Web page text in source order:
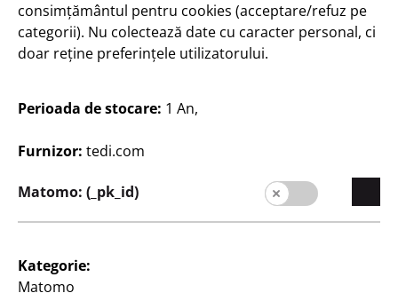
Vizualizați orele de
magazinului
consimțământul pentru cookies (acceptare/refuz pe
categorii). Nu colectează date cu caracter personal, ci
doar reține preferințele utilizatorului.
Perioada de stocare: 1 An,
Furnizor: tedi.com
Matomo: (_pk_id)
Kategorie:
Matomo